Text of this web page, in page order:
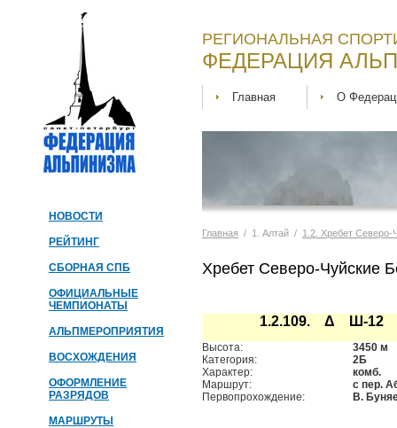
НОВОСТИ
РЕЙТИНГ
СБОРНАЯ СПБ
ОФИЦИАЛЬНЫЕ
ЧЕМПИОНАТЫ
АЛЬПМЕРОПРИЯТИЯ
ВОСХОЖДЕНИЯ
ОФОРМЛЕНИЕ
РАЗРЯДОВ
МАРШРУТЫ
РЕГИОНАЛЬНАЯ
ФЕДЕРАЦИЯ
Главная О
Главная / 1. Алтай / 1.2. Хребет Северо-
Хребет Северо-Чуйские
1.2.109. Δ Ш-12
Высота:
3450 м
Категория:
2Б
Характер:
комб.
Маршрут:
с пер.
Первопрохождение:
В.